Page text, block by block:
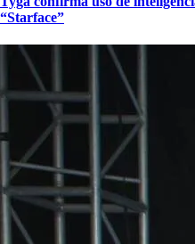
“Starface”